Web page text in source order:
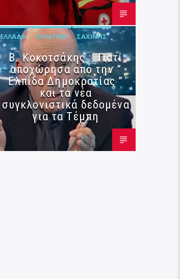
ΕΛΛΆΔΑ ΠΟΛΙΤΙΚΉ ΣΑΧΊΝΗΣ
Β. Κοκοτσάκης : Γιατί
αποχώρησα από την ”
Ελπίδα Δημοκρατίας ”
και τα νέα
συγκλονιστικά δεδομένα
για τα Τέμπη